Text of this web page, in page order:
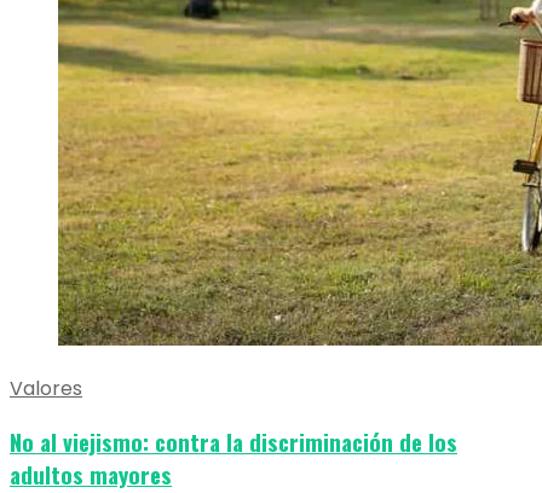
Valores
No al viejismo: contra la discriminación de los
adultos mayores